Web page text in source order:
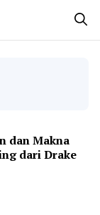
dan Makna
dari Drake